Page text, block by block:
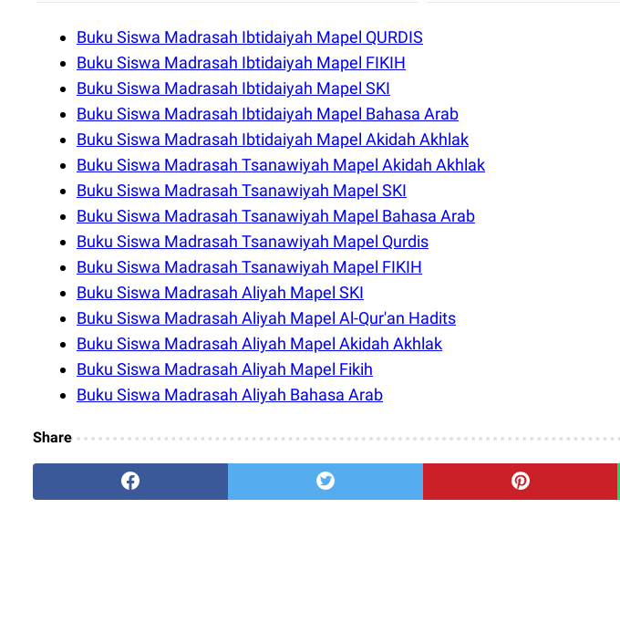
Buku Siswa Madrasah Ibtidaiyah Mapel QURDIS
Buku Siswa Madrasah Ibtidaiyah Mapel FIKIH
Buku Siswa Madrasah Ibtidaiyah Mapel SKI
Buku Siswa Madrasah Ibtidaiyah Mapel Bahasa Arab
Buku Siswa Madrasah Ibtidaiyah Mapel Akidah Akhlak
Buku Siswa Madrasah Tsanawiyah Mapel Akidah Akhlak
Buku Siswa Madrasah Tsanawiyah Mapel SKI
Buku Siswa Madrasah Tsanawiyah Mapel Bahasa Arab
Buku Siswa Madrasah Tsanawiyah Mapel Qurdis
Buku Siswa Madrasah Tsanawiyah Mapel FIKIH
Buku Siswa Madrasah Aliyah Mapel SKI
Buku Siswa Madrasah Aliyah Mapel Al-Qur'an Hadits
Buku Siswa Madrasah Aliyah Mapel Akidah Akhlak
Buku Siswa Madrasah Aliyah Mapel Fikih
Buku Siswa Madrasah Aliyah Bahasa Arab
Share